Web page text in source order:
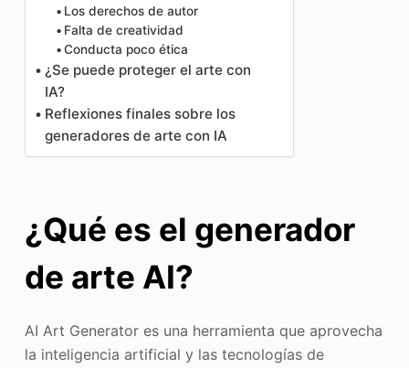
Los derechos de autor
Falta de creatividad
Conducta poco ética
¿Se puede proteger el arte con
IA?
Reflexiones finales sobre los
generadores de arte con IA
¿Qué es el generador
de arte AI?
AI Art Generator es una herramienta que aprovecha
la inteligencia artificial y las tecnologías de